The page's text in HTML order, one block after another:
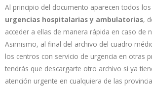
Al principio del documento aparecen todos los
urgencias hospitalarias y ambulatorias,
acceder a ellas de manera rápida en caso de
Asimismo, al final del archivo del cuadro
los centros con servicio de urgencia en otras
tendrás que descargarte otro archivo si ya
atención urgente en cualquiera de las